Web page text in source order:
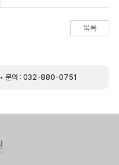
목록
문의 : 032-880-0751